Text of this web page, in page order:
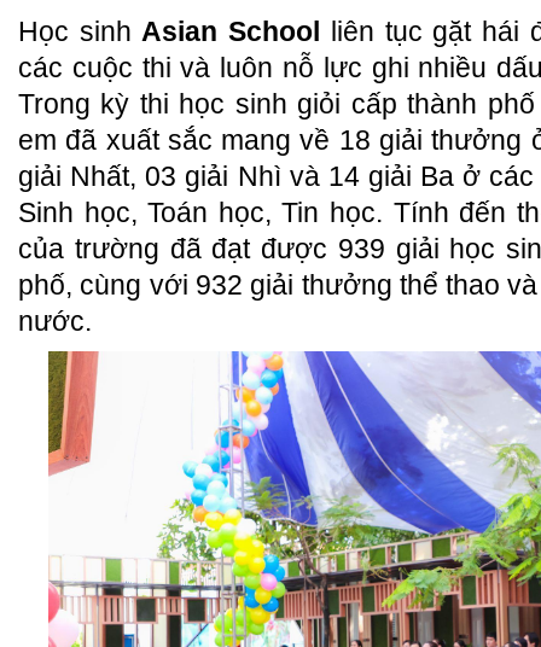
Học sinh Asian School liên tục gặt hái
các cuộc thi và luôn nỗ lực ghi nhiều
Trong kỳ thi học sinh giỏi cấp thành
em đã xuất sắc mang về 18 giải thưởng
giải Nhất, 03 giải Nhì và 14 giải Ba ở
Sinh học, Toán học, Tin học. Tính đến
của trường đã đạt được 939 giải học
phố, cùng với 932 giải thưởng thể thao
nước.